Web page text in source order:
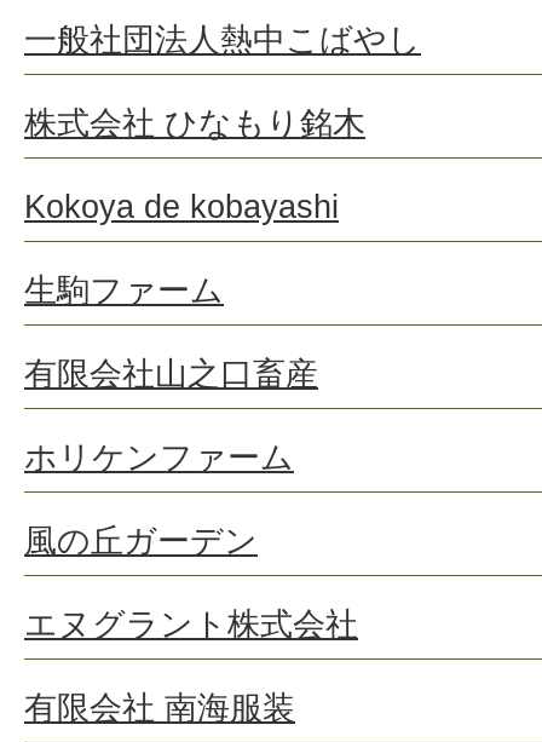
一般社団法人熱中こばやし
株式会社 ひなもり銘木
Kokoya de kobayashi
生駒ファーム
有限会社山之口畜産
ホリケンファーム
風の丘ガーデン
エヌグラント株式会社
有限会社 南海服装